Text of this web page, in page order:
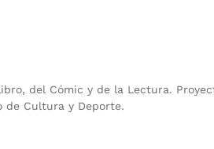
del Cómic y de la Lectura.
de Cultura y Deporte.